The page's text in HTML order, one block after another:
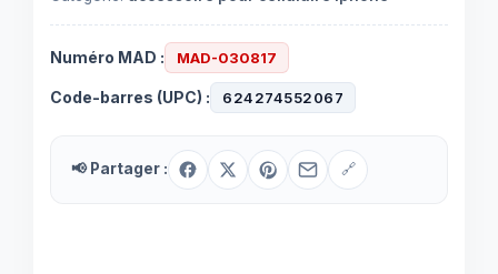
Numéro MAD : MAD-030817
Code-barres (UPC) : 624274552067
📢 Partager : 🔗